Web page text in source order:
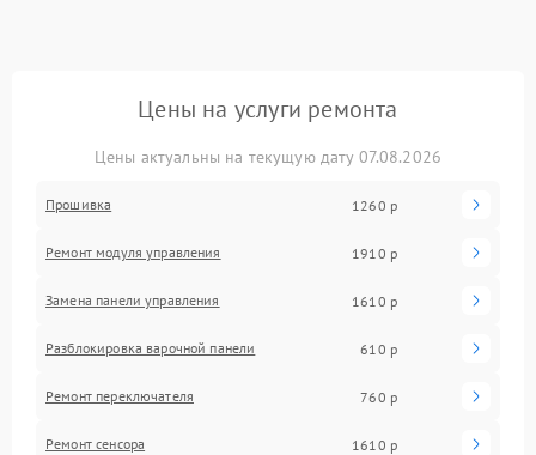
Цены на услуги ремонта
Цены актуальны на текущую дату 07.08.2026
Прошивка 1260 р
Ремонт модуля управления 1910 р
Замена панели управления 1610 р
Разблокировка варочной панели 610 р
Ремонт переключателя 760 р
Ремонт сенсора 1610 р